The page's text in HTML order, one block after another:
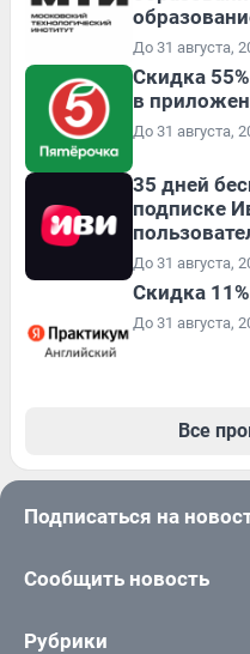
До 31 августа,
Скидка
в
До 31 августа,
35 дней
подписке
До 31 августа,
Скидка
До 31 августа,
Все
Подписаться на
Сообщить новость
Рубрики